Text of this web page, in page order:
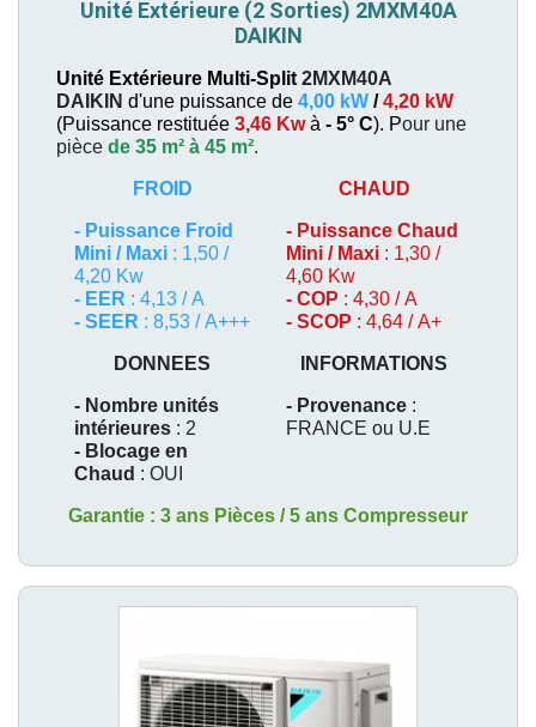
Unité Extérieure (2 Sorties) 2MXM40A
DAIKIN
Unité Extérieure Multi-Split 2MXM40A
DAIKIN d'une puissance de 4,00 kW /4,20 kW
(Puissance restituée 3,46 Kwà - 5° C). Pour une
pièce de 35 m² à 45 m².
FROID
- Puissance Froid
Mini / Maxi : 1,50 /
4,20 Kw
- EER : 4,13 / A
- SEER : 8,53 / A+++
CHAUD
- Puissance Chaud
Mini / Maxi : 1,30 /
4,60 Kw
- COP : 4,30 / A
- SCOP : 4,64 / A+
DONNEES
- Nombre unités
intérieures : 2
- Blocage en
Chaud : OUI
INFORMATIONS
- Provenance :
FRANCE ou U.E
Garantie : 3 ans Pièces / 5 ans Compresseur